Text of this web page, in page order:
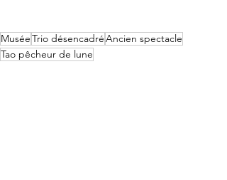
MuséeTrio désencadréAncien spectacle
Tao pêcheur de lune